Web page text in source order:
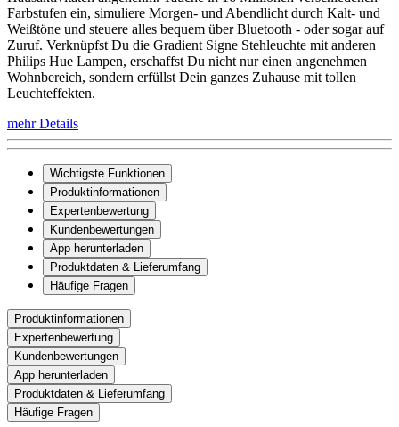
Farbstufen ein, simuliere Morgen- und Abendlicht durch Kalt- und
Weißtöne und steuere alles bequem über Bluetooth - oder sogar auf
Zuruf. Verknüpfst Du die Gradient Signe Stehleuchte mit anderen
Philips Hue Lampen, erschaffst Du nicht nur einen angenehmen
Wohnbereich, sondern erfüllst Dein ganzes Zuhause mit tollen
Leuchteffekten.
mehr Details
Wichtigste Funktionen
Produktinformationen
Expertenbewertung
Kundenbewertungen
App herunterladen
Produktdaten & Lieferumfang
Häufige Fragen
Produktinformationen
Expertenbewertung
Kundenbewertungen
App herunterladen
Produktdaten & Lieferumfang
Häufige Fragen